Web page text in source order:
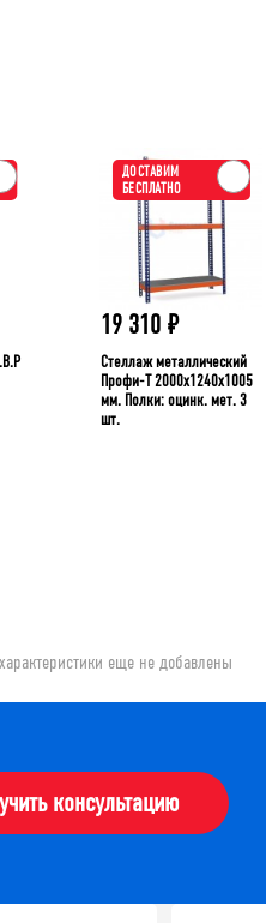
ДОСТАВИМ
БЕСПЛАТНО
19 310 ₽
Стеллаж металлический
Профи-Т 2000x1240x1005
мм. Полки: оцинк. мет. 3
шт.
еще не добавлены
консультацию